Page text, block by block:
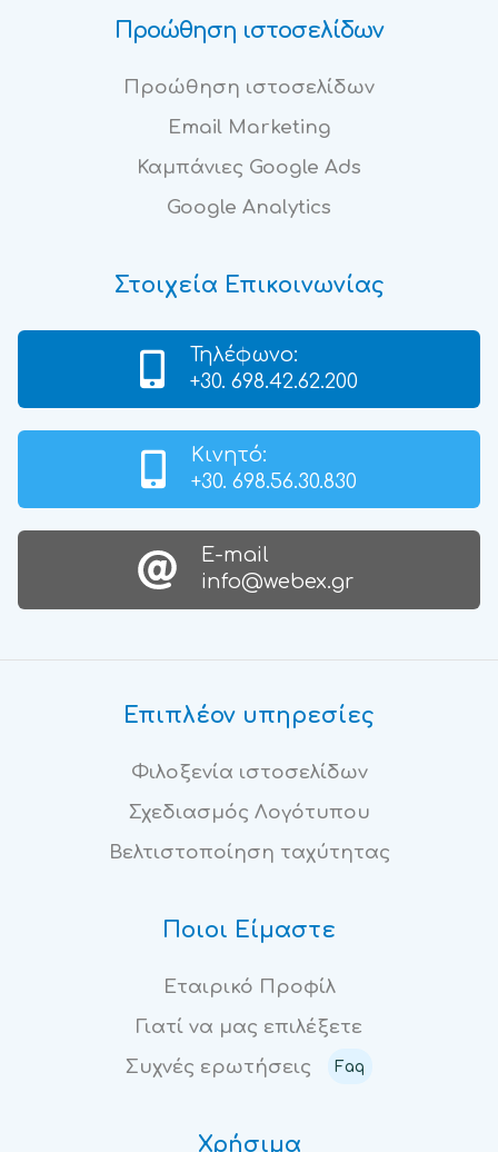
Προώθηση ιστοσελίδων
Προώθηση ιστοσελίδων
Email Marketing
Καμπάνιες Google Ads
Google Analytics
Στοιχεία Επικοινωνίας
Τηλέφωνο:
+30. 698.42.62.200
Κινητό:
+30. 698.56.30.830
Ε-mail
info@webex.gr
Επιπλέον υπηρεσίες
Φιλοξενία ιστοσελίδων
Σχεδιασμός Λογότυπου
Βελτιστοποίηση ταχύτητας
Ποιοι Είμαστε
Εταιρικό Προφίλ
Γιατί να μας επιλέξετε
Συχνές ερωτήσεις
Faq
Χρήσιμα